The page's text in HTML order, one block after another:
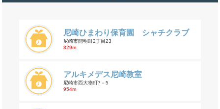
尼崎ひまわり保育園 シャチクラブ
尼崎市開明町2丁目23
829m
アルキメデス尼崎教室
尼崎市西大物町7－5
954m